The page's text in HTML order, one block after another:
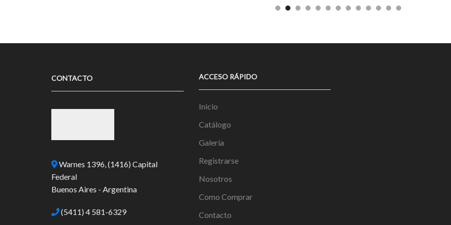
CONTACTO
Warnes 1396, (1416) Capital
Federal
Buenos Aires - Argentina
(5411) 4 581-6329
ACCESO RÁPIDO
Inicio
Catálogo
Galería
Registrarse
Nosotros
Como Comprar
Contacto